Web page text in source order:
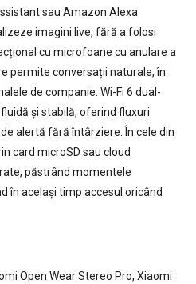
sau Amazon Alexa
imagini live, fără a folosi
cu microfoane cu anulare a
permite conversații naturale, în
de companie. Wi-Fi 6 dual-
și stabilă, oferind fluxuri
alertă fără întârziere. În cele din
card microSD sau cloud
păstrând momentele
în același timp accesul oricând
Open Wear Stereo Pro, Xiaomi